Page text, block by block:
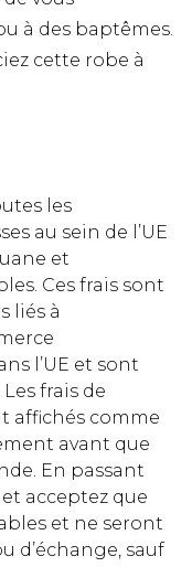
à des baptêmes.
cette robe à
les
au sein de l’UE
et
Ces frais sont
liés à
l’UE et sont
frais de
affichés comme
avant que
En passant
acceptez que
et ne seront
d’échange, sauf